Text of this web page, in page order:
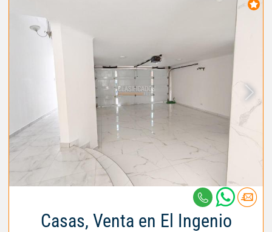
Casas, Venta en El Ingenio